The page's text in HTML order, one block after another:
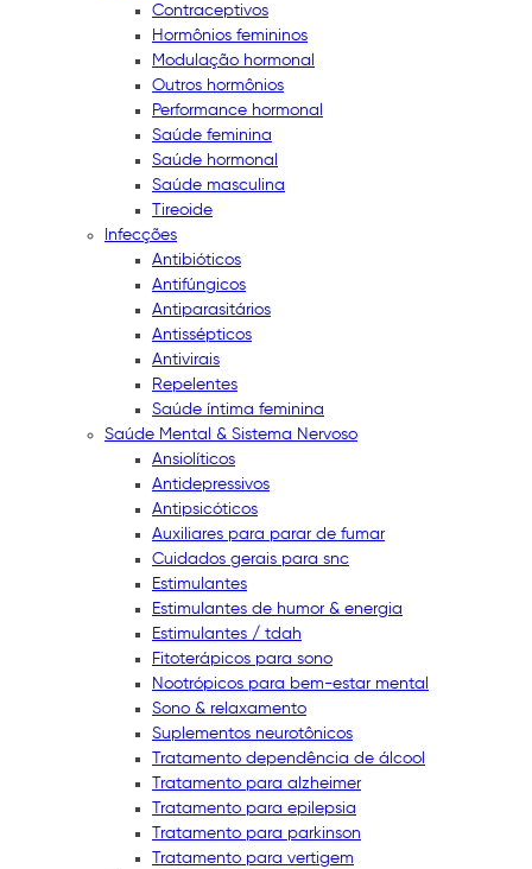
Contraceptivos
Hormônios femininos
Modulação hormonal
Outros hormônios
Performance hormonal
Saúde feminina
Saúde hormonal
Saúde masculina
Tireoide
Infecções
Antibióticos
Antifúngicos
Antiparasitários
Antissépticos
Antivirais
Repelentes
Saúde íntima feminina
Saúde Mental & Sistema Nervoso
Ansiolíticos
Antidepressivos
Antipsicóticos
Auxiliares para parar de fumar
Cuidados gerais para snc
Estimulantes
Estimulantes de humor & energia
Estimulantes / tdah
Fitoterápicos para sono
Nootrópicos para bem-estar mental
Sono & relaxamento
Suplementos neurotônicos
Tratamento dependência de álcool
Tratamento para alzheimer
Tratamento para epilepsia
Tratamento para parkinson
Tratamento para vertigem